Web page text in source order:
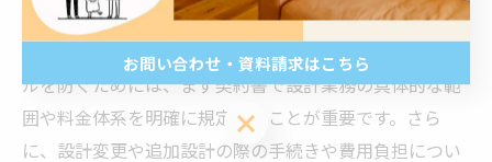
た、設計図面と実際の施工内容が異なり、イメージと実
物にギャップが生じることもあります。こうしたトラブ
ルを防ぐためには、まず契約書で設計業務の具体的な範
囲や料金体系を明確に規定することが重要です。さら
に、設計変更や追加設計の際の手続きや費用負担につい
お問い合わせ・資料請求はこちら
お問い合わせ・資料請求はこちら